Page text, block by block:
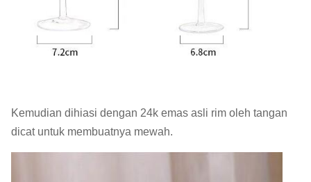
Kemudian dihiasi dengan 24k emas asli rim oleh tangan
dicat untuk membuatnya mewah.